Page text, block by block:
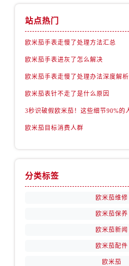
站点热门
欧米茄手表走慢了处理方法汇总
欧米茄手表进灰了怎么解决
欧米茄手表走慢了处理办法深度解析
欧米茄表针不走了是什么原因
欧米茄目标消费人群
分类标签
欧米茄维修
欧米茄保养
欧米茄新闻
欧米茄配件
欧米茄